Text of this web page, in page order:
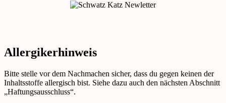
Allergikerhinweis
Bitte stelle vor dem Nachmachen sicher, dass du gegen keinen der
Inhaltsstoffe allergisch bist. Siehe dazu auch den nächsten Abschnitt
„Haftungsausschluss“.